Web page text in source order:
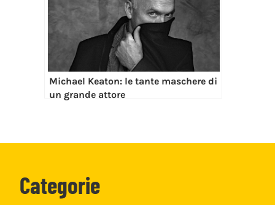
Michael Keaton: le tante maschere di
un grande attore
Categorie